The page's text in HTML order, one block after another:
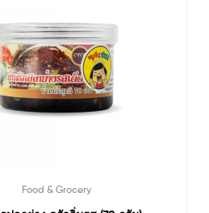
Food & Grocery